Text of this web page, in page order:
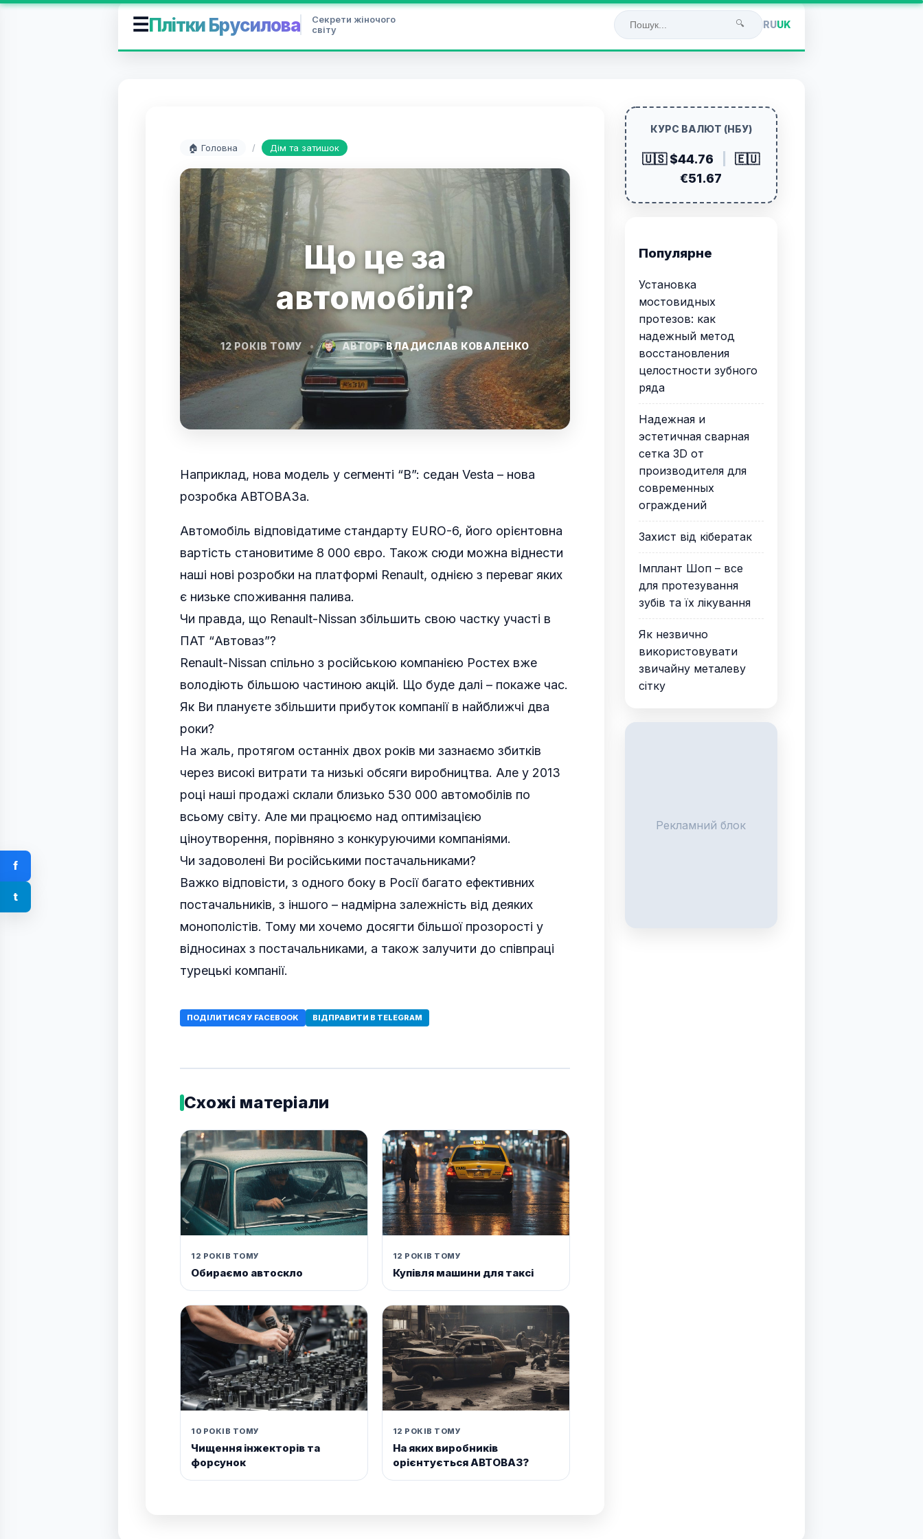
☰Плітки Брусилова
Секрети жіночого
світу
🔍 RUUK
🏠 Головна / Дім та затишок
Що це за
автомобілі?
12 РОКІВ ТОМУ • АВТОР:ВЛАДИСЛАВ КОВАЛЕНКО
Наприклад, нова модель у сегменті “В”: седан Vesta – нова
розробка АВТОВАЗа.
Автомобіль відповідатиме стандарту EURO-6, його орієнтовна
вартість становитиме 8 000 євро. Також сюди можна віднести
наші нові розробки на платформі Renault, однією з переваг яких
є низьке споживання палива.
Чи правда, що Renault-Nissan збільшить свою частку участі в
ПАТ “Автоваз”?
Renault-Nissan спільно з російською компанією Ростех вже
володіють більшою частиною акцій. Що буде далі – покаже час.
Як Ви плануєте збільшити прибуток компанії в найближчі два
роки?
На жаль, протягом останніх двох років ми зазнаємо збитків
через високі витрати та низькі обсяги виробництва. Але у 2013
році наші продажі склали близько 530 000 автомобілів по
всьому світу. Але ми працюємо над оптимізацією
ціноутворення, порівняно з конкуруючими компаніями.
Чи задоволені Ви російськими постачальниками?
Важко відповісти, з одного боку в Росії багато ефективних
постачальників, з іншого – надмірна залежність від деяких
монополістів. Тому ми хочемо досягти більшої прозорості у
відносинах з постачальниками, а також залучити до співпраці
турецькі компанії.
ПОДІЛИТИСЯ У FACEBOOK ВІДПРАВИТИ В TELEGRAM
Схожі матеріали
12 РОКІВ ТОМУ
Обираємо автоскло
12 РОКІВ ТОМУ
Купівля машини для таксі
10 РОКІВ ТОМУ
Чищення інжекторів та
форсунок
12 РОКІВ ТОМУ
На яких виробників
орієнтується АВТОВАЗ?
КУРС ВАЛЮТ (НБУ)
🇺🇸 $44.76
🇪🇺
€51.67
Популярне
Установка
мостовидных
протезов: как
надежный метод
восстановления
целостности зубного
ряда
Надежная и
эстетичная сварная
сетка 3D от
производителя для
современных
ограждений
Захист від кібератак
Імплант Шоп – все
для протезування
зубів та їх лікування
Як незвично
використовувати
звичайну металеву
сітку
Рекламний блок
f
t